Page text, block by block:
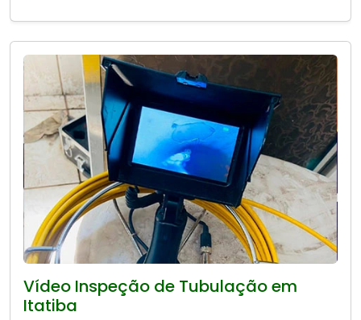
Vídeo Inspeção de Tubulação em
Itatiba